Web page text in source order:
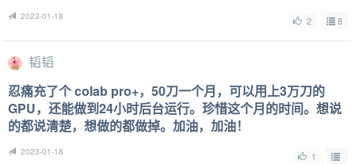
2023-01-18 2 8
韬韬
忍痛充了个 colab pro+，50刀一个月，可以用上3万刀的
GPU，还能做到24小时后台运行。珍惜这个月的时间。想说
的都说清楚，想做的都做掉。加油，加油！
2023-01-18 1